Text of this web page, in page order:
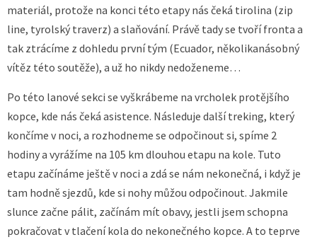
materiál, protože na konci této etapy nás čeká tirolina (zip
line, tyrolský traverz) a slaňování. Právě tady se tvoří fronta a
tak ztrácíme z dohledu první tým (Ecuador, několikanásobný
vítěz této soutěže), a už ho nikdy nedoženeme…
Po této lanové sekci se vyškrábeme na vrcholek protějšího
kopce, kde nás čeká asistence. Následuje další treking, který
končíme v noci, a rozhodneme se odpočinout si, spíme 2
hodiny a vyrážíme na 105 km dlouhou etapu na kole. Tuto
etapu začínáme ještě v noci a zdá se nám nekonečná, i když je
tam hodně sjezdů, kde si nohy můžou odpočinout. Jakmile
slunce začne pálit, začínám mít obavy, jestli jsem schopna
pokračovat v tlačení kola do nekonečného kopce. A to teprve